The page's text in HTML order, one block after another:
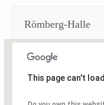
Römberg-Halle
This page can't